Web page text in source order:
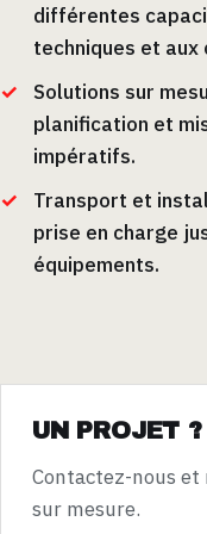
différentes
techniques et
Solutions sur
planification et
impératifs.
Transport et
prise en charge
équipements.
UN PROJET ?
Contactez-nous et
sur mesure.